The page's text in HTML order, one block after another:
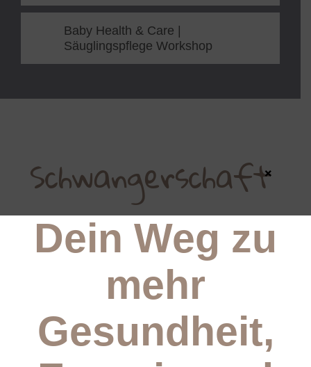
Baby Health & Care |
Säuglingspflege Workshop
Schwangerschaft
Mama-Baby-Dance Fitness |
Mamas mit Baby (ab 3 Monate) und
Dein Weg zu
mehr
Gesundheit,
×